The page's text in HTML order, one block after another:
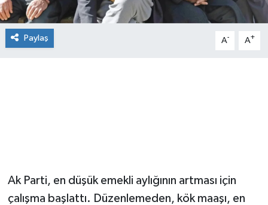
Paylaş A- A+
Ak Parti, en düşük emekli aylığının artması için
çalışma başlattı. Düzenlemeden, kök maaşı, en